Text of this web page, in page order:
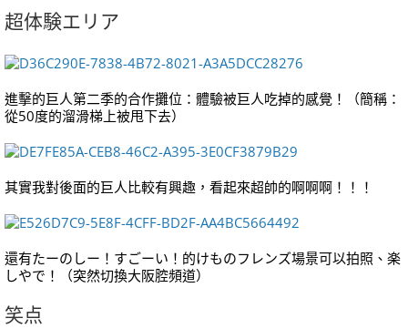
超体験エリア
進擊的巨人第二季的合作攤位：體驗被巨人吃掉的感覺！（簡稱：
從50度的溜滑梯上被甩下去）
其實我對後面的巨人比較有興趣，看起來超帥的啊啊啊！！！
還有たーのしー！すごーい！的けものフレンズ場景可以拍照、楽
しやで！（突然切換大阪腔頻道）
笑点